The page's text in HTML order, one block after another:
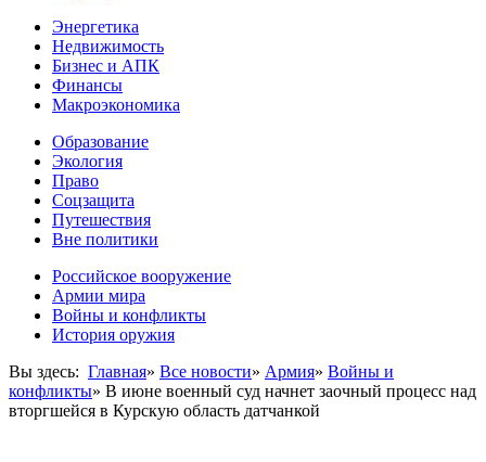
Энергетика
Недвижимость
Бизнес и АПК
Финансы
Макроэкономика
Образование
Экология
Право
Соцзащита
Путешествия
Вне политики
Российское вооружение
Армии мира
Войны и конфликты
История оружия
Вы здесь: Главная» Все новости» Армия» Войны и
конфликты» В июне военный суд начнет заочный процесс над
вторгшейся в Курскую область датчанкой